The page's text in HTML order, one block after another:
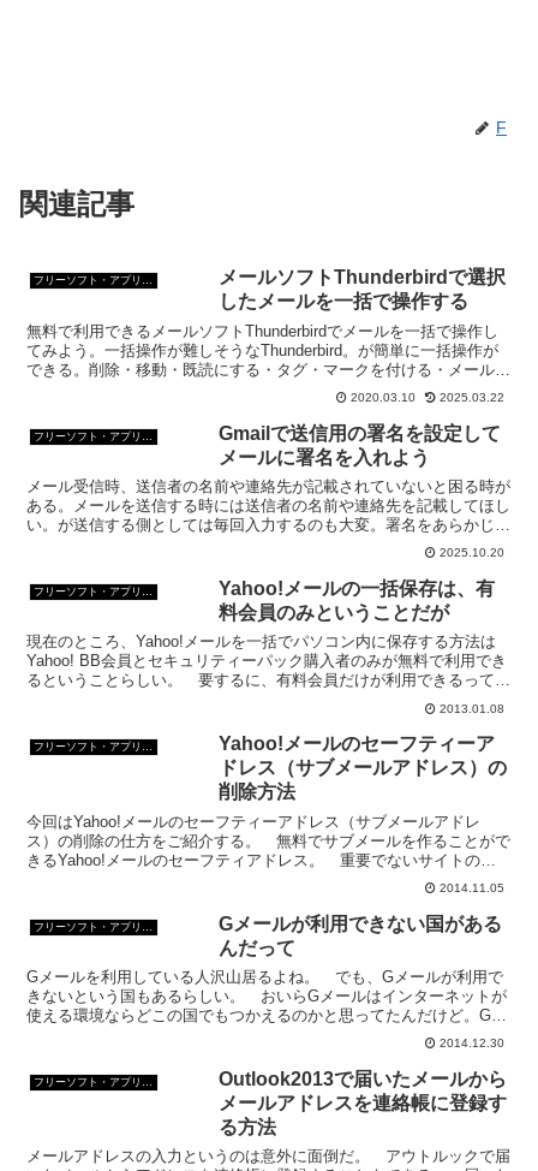
F
関連記事
フリーソフト・アプリ・Webサービス
メールソフトThunderbirdで選択
したメールを一括で操作する
無料で利用できるメールソフトThunderbirdでメールを一括で操作し
てみよう。一括操作が難しそうなThunderbird。が簡単に一括操作が
できる。削除・移動・既読にする・タグ・マークを付ける・メールの
2020.03.10 2025.03.22
Gmailで送信用の署名を設定して
メールに署名を入れよう
メール受信時、送信者の名前や連絡先が記載されていないと困る時が
ある。メールを送信する時には送信者の名前や連絡先を記載してほし
い。が送信する側としては毎回入力するのも大変。署名をあらかじめ
2025.10.20
フリーソフト・アプリ・Webサービス
Yahoo!メールの一括保存は、有
料会員のみということだが
現在のところ、Yahoo!メールを一括でパソコン内に保存する方法は
Yahoo! BB会員とセキュリティーパック購入者のみが無料で利用でき
るということらしい。 要するに、有料会員だけが利用できるってこ
2013.01.08
フリーソフト・アプリ・Webサービス
Yahoo!メールのセーフティーア
ドレス（サブメールアドレス）の
削除方法
今回はYahoo!メールのセーフティーアドレス（サブメールアドレ
ス）の削除の仕方をご紹介する。 無料でサブメールを作ることがで
きるYahoo!メールのセーフティアドレス。 重要でないサイトの登
2014.11.05
Gメールが利用できない国がある
んだって
Gメールを利用している人沢山居るよね。 でも、Gメールが利用で
きないという国もあるらしい。 おいらGメールはインターネットが
使える環境ならどこの国でもつかえるのかと思ってたんだけど。Gメ
ールが利用できない国 キューバ、イラン、北朝鮮、スーダ...2014.12.30
Outlook2013で届いたメールから
メールアドレスを連絡帳に登録す
る方法
メールアドレスの入力というのは意外に面倒だ。 アウトルックで届